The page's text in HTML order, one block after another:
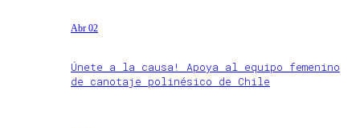
Abr 02
Únete a la causa! Apoya al equipo femenino
de canotaje polinésico de Chile